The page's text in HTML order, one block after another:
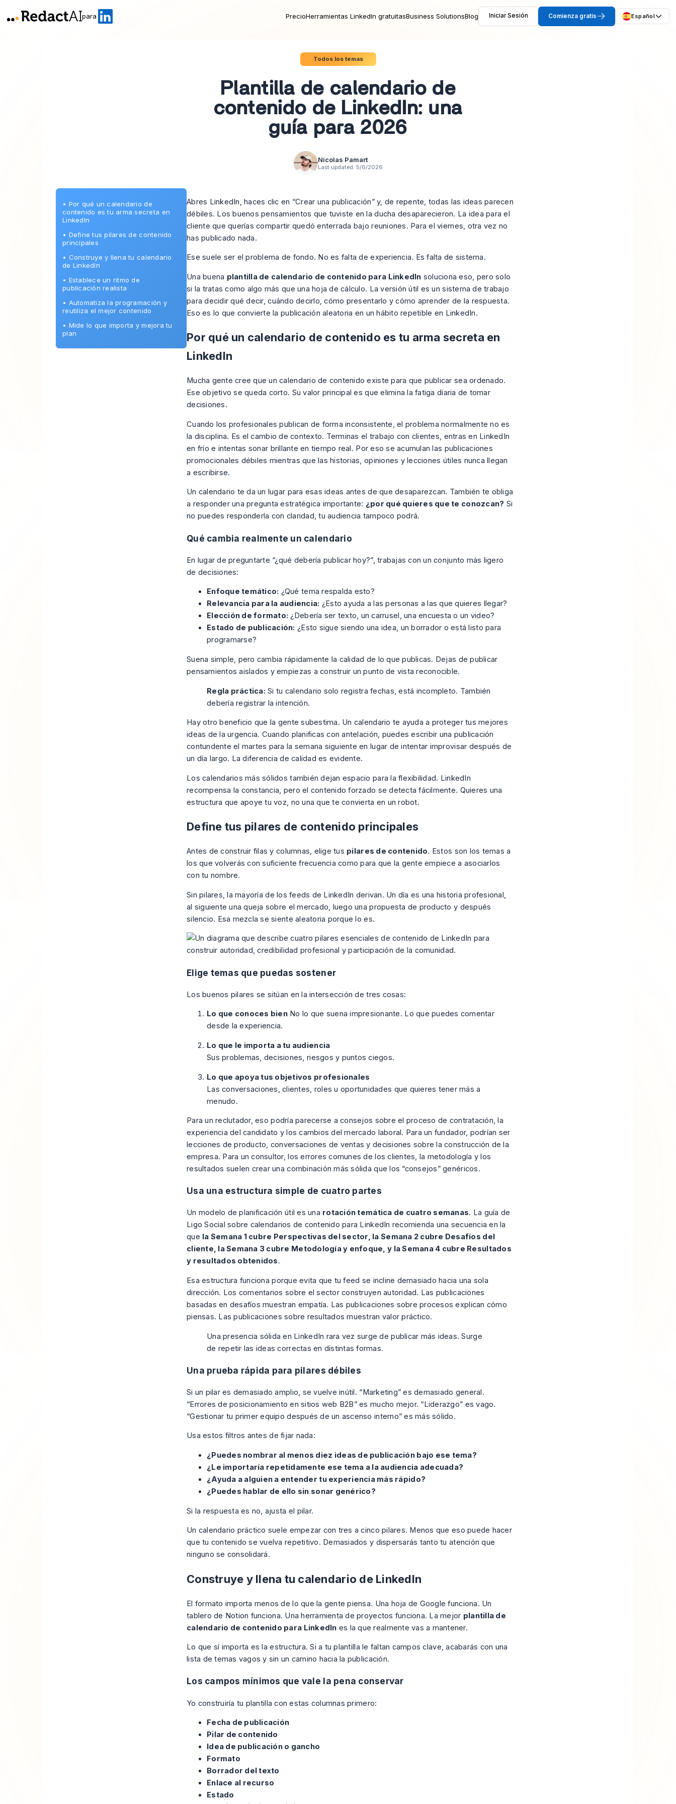
para PrecioHerramientas LinkedIn gratuitasBusiness SolutionsBlog Iniciar Sesión Comienza gratis Español
Todos los temas
Plantilla de calendario de
contenido de LinkedIn: una
guía para 2026
Nicolas Pamart
Last updated: 5/6/2026
• Por qué un calendario de
contenido es tu arma secreta en
LinkedIn
• Define tus pilares de contenido
principales
• Construye y llena tu calendario
de LinkedIn
• Establece un ritmo de
publicación realista
• Automatiza la programación y
reutiliza el mejor contenido
• Mide lo que importa y mejora tu
plan
Abres LinkedIn, haces clic en “Crear una publicación” y, de repente, todas las ideas parecen
débiles. Los buenos pensamientos que tuviste en la ducha desaparecieron. La idea para el
cliente que querías compartir quedó enterrada bajo reuniones. Para el viernes, otra vez no
has publicado nada.
Ese suele ser el problema de fondo. No es falta de experiencia. Es falta de sistema.
Una buena plantilla de calendario de contenido para LinkedIn soluciona eso, pero solo
si la tratas como algo más que una hoja de cálculo. La versión útil es un sistema de trabajo
para decidir qué decir, cuándo decirlo, cómo presentarlo y cómo aprender de la respuesta.
Eso es lo que convierte la publicación aleatoria en un hábito repetible en LinkedIn.
Por qué un calendario de contenido es tu arma secreta en
LinkedIn
Mucha gente cree que un calendario de contenido existe para que publicar sea ordenado.
Ese objetivo se queda corto. Su valor principal es que elimina la fatiga diaria de tomar
decisiones.
Cuando los profesionales publican de forma inconsistente, el problema normalmente no es
la disciplina. Es el cambio de contexto. Terminas el trabajo con clientes, entras en LinkedIn
en frío e intentas sonar brillante en tiempo real. Por eso se acumulan las publicaciones
promocionales débiles mientras que las historias, opiniones y lecciones útiles nunca llegan
a escribirse.
Un calendario te da un lugar para esas ideas antes de que desaparezcan. También te obliga
a responder una pregunta estratégica importante: ¿por qué quieres que te conozcan? Si
no puedes responderla con claridad, tu audiencia tampoco podrá.
Qué cambia realmente un calendario
En lugar de preguntarte “¿qué debería publicar hoy?”, trabajas con un conjunto más ligero
de decisiones:
Enfoque temático: ¿Qué tema respalda esto?
Relevancia para la audiencia: ¿Esto ayuda a las personas a las que quieres llegar?
Elección de formato: ¿Debería ser texto, un carrusel, una encuesta o un video?
Estado de publicación: ¿Esto sigue siendo una idea, un borrador o está listo para
programarse?
Suena simple, pero cambia rápidamente la calidad de lo que publicas. Dejas de publicar
pensamientos aislados y empiezas a construir un punto de vista reconocible.
Regla práctica: Si tu calendario solo registra fechas, está incompleto. También
debería registrar la intención.
Hay otro beneficio que la gente subestima. Un calendario te ayuda a proteger tus mejores
ideas de la urgencia. Cuando planificas con antelación, puedes escribir una publicación
contundente el martes para la semana siguiente en lugar de intentar improvisar después de
un día largo. La diferencia de calidad es evidente.
Los calendarios más sólidos también dejan espacio para la flexibilidad. LinkedIn
recompensa la constancia, pero el contenido forzado se detecta fácilmente. Quieres una
estructura que apoye tu voz, no una que te convierta en un robot.
Define tus pilares de contenido principales
Antes de construir filas y columnas, elige tus pilares de contenido. Estos son los temas a
los que volverás con suficiente frecuencia como para que la gente empiece a asociarlos
con tu nombre.
Sin pilares, la mayoría de los feeds de LinkedIn derivan. Un día es una historia profesional,
al siguiente una queja sobre el mercado, luego una propuesta de producto y después
silencio. Esa mezcla se siente aleatoria porque lo es.
Elige temas que puedas sostener
Los buenos pilares se sitúan en la intersección de tres cosas:
Lo que conoces bienNo lo que suena impresionante. Lo que puedes comentar
desde la experiencia.
Lo que le importa a tu audiencia
Sus problemas, decisiones, riesgos y puntos ciegos.
Lo que apoya tus objetivos profesionales
Las conversaciones, clientes, roles u oportunidades que quieres tener más a
menudo.
Para un reclutador, eso podría parecerse a consejos sobre el proceso de contratación, la
experiencia del candidato y los cambios del mercado laboral. Para un fundador, podrían ser
lecciones de producto, conversaciones de ventas y decisiones sobre la construcción de la
empresa. Para un consultor, los errores comunes de los clientes, la metodología y los
resultados suelen crear una combinación más sólida que los “consejos” genéricos.
Usa una estructura simple de cuatro partes
Un modelo de planificación útil es una rotación temática de cuatro semanas. La guía de
Ligo Social sobre calendarios de contenido para LinkedIn recomienda una secuencia en la
que la Semana 1 cubre Perspectivas del sector, la Semana 2 cubre Desafíos del
cliente, la Semana 3 cubre Metodología y enfoque, y la Semana 4 cubre Resultados
y resultados obtenidos.
Esa estructura funciona porque evita que tu feed se incline demasiado hacia una sola
dirección. Los comentarios sobre el sector construyen autoridad. Las publicaciones
basadas en desafíos muestran empatía. Las publicaciones sobre procesos explican cómo
piensas. Las publicaciones sobre resultados muestran valor práctico.
Una presencia sólida en LinkedIn rara vez surge de publicar más ideas. Surge
de repetir las ideas correctas en distintas formas.
Una prueba rápida para pilares débiles
Si un pilar es demasiado amplio, se vuelve inútil. “Marketing” es demasiado general.
“Errores de posicionamiento en sitios web B2B” es mucho mejor. “Liderazgo” es vago.
“Gestionar tu primer equipo después de un ascenso interno” es más sólido.
Usa estos filtros antes de fijar nada:
¿Puedes nombrar al menos diez ideas de publicación bajo ese tema?
¿Le importaría repetidamente ese tema a la audiencia adecuada?
¿Ayuda a alguien a entender tu experiencia más rápido?
¿Puedes hablar de ello sin sonar genérico?
Si la respuesta es no, ajusta el pilar.
Un calendario práctico suele empezar con tres a cinco pilares. Menos que eso puede hacer
que tu contenido se vuelva repetitivo. Demasiados y dispersarás tanto tu atención que
ninguno se consolidará.
Construye y llena tu calendario de LinkedIn
El formato importa menos de lo que la gente piensa. Una hoja de Google funciona. Un
tablero de Notion funciona. Una herramienta de proyectos funciona. La mejor plantilla de
calendario de contenido para LinkedIn es la que realmente vas a mantener.
Lo que sí importa es la estructura. Si a tu plantilla le faltan campos clave, acabarás con una
lista de temas vagos y sin un camino hacia la publicación.
Los campos mínimos que vale la pena conservar
Yo construiría tu plantilla con estas columnas primero:
Fecha de publicación
Pilar de contenido
Idea de publicación o gancho
Formato
Borrador del texto
Enlace al recurso
Estado